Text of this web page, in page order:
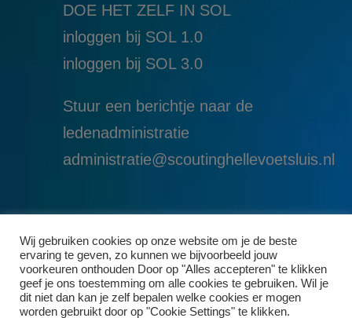
DOE HET ZELF IN SOL
inloggen bij SOL 1.0
inloggen bij SOL 3.0
Stuur een berichtje naar de
ledenadministratie
administratie@scoutinghellevoetsluis.nl
Wij gebruiken cookies op onze website om je de beste
ervaring te geven, zo kunnen we bijvoorbeeld jouw
voorkeuren onthouden Door op "Alles accepteren" te klikken
geef je ons toestemming om alle cookies te gebruiken. Wil je
dit niet dan kan je zelf bepalen welke cookies er mogen
worden gebruikt door op "Cookie Settings" te klikken.